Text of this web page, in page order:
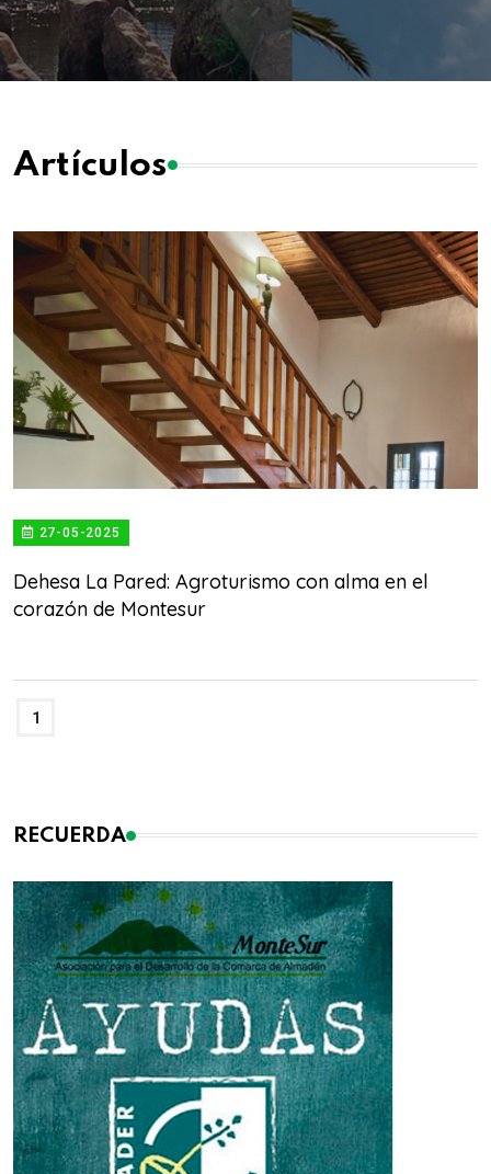
Artículos
27-05-2025
Dehesa La Pared: Agroturismo con alma en el
corazón de Montesur
1
RECUERDA